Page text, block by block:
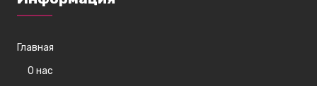
Главная
О нас